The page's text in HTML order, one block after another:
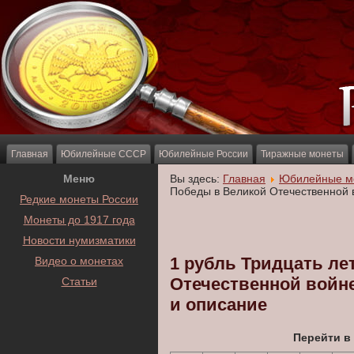
Главная Юбилейные СССР Юбилейные России Тиражные монеты
Меню
Редкие монеты России
Монеты до 1917 года
Новости нумизматики
Видео о монетах
Статьи
Вы здесь: Главная
Юбилейные
Победы в Великой Отечественной
1 рубль Тридцать
Отечественной
и описание
Перейти в